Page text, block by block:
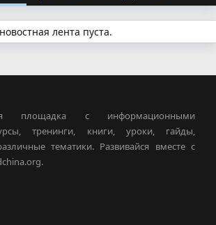
лента пуста.
площадка с информационными
тренинги, книги, уроки, гайды,
тематики. Развивайся вместе с